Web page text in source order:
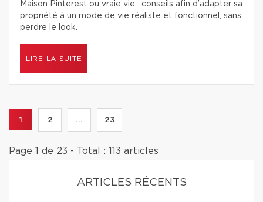
Maison Pinterest ou vraie vie : conseils afin d’adapter sa
propriété à un mode de vie réaliste et fonctionnel, sans
perdre le look.
LIRE LA SUITE
1 2 ... 23
Page 1 de 23 - Total : 113 articles
ARTICLES RÉCENTS